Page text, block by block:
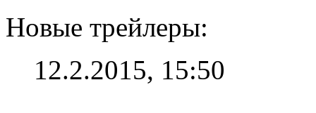
Новые трейлеры:
12.2.2015, 15:50